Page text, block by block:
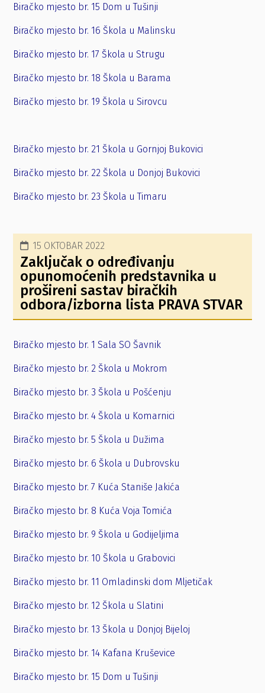
Biračko mjesto br. 15 Dom u Tušinji
Biračko mjesto br. 16 Škola u Malinsku
Biračko mjesto br. 17 Škola u Strugu
Biračko mjesto br. 18 Škola u Barama
Biračko mjesto br. 19 Škola u Sirovcu
Biračko mjesto br. 21 Škola u Gornjoj Bukovici
Biračko mjesto br. 22 Škola u Donjoj Bukovici
Biračko mjesto br. 23 Škola u Timaru
15 OKTOBAR 2022
Zaključak o određivanju
opunomoćenih predstavnika u
prošireni sastav biračkih
odbora/izborna lista PRAVA STVAR
Biračko mjesto br. 1 Sala SO Šavnik
Biračko mjesto br. 2 Škola u Mokrom
Biračko mjesto br. 3 Škola u Pošćenju
Biračko mjesto br. 4 Škola u Komarnici
Biračko mjesto br. 5 Škola u Dužima
Biračko mjesto br. 6 Škola u Dubrovsku
Biračko mjesto br. 7 Kuća Staniše Jakića
Biračko mjesto br. 8 Kuća Voja Tomića
Biračko mjesto br. 9 Škola u Godijeljima
Biračko mjesto br. 10 Škola u Grabovici
Biračko mjesto br. 11 Omladinski dom Mljetičak
Biračko mjesto br. 12 Škola u Slatini
Biračko mjesto br. 13 Škola u Donjoj Bijeloj
Biračko mjesto br. 14 Kafana Kruševice
Biračko mjesto br. 15 Dom u Tušinji